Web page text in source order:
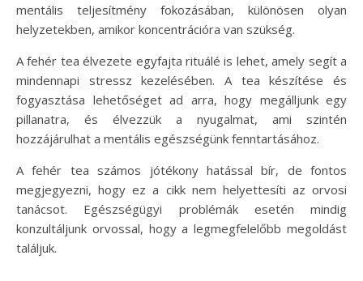
mentális teljesítmény fokozásában, különösen olyan
helyzetekben, amikor koncentrációra van szükség.
A fehér tea élvezete egyfajta rituálé is lehet, amely segít a
mindennapi stressz kezelésében. A tea készítése és
fogyasztása lehetőséget ad arra, hogy megálljunk egy
pillanatra, és élvezzük a nyugalmat, ami szintén
hozzájárulhat a mentális egészségünk fenntartásához.
A fehér tea számos jótékony hatással bír, de fontos
megjegyezni, hogy ez a cikk nem helyettesíti az orvosi
tanácsot. Egészségügyi problémák esetén mindig
konzultáljunk orvossal, hogy a legmegfelelőbb megoldást
találjuk.